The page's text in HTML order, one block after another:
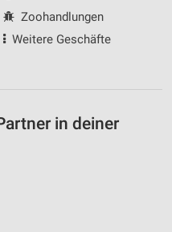
Zoohandlungen
Weitere Geschäfte
in deiner